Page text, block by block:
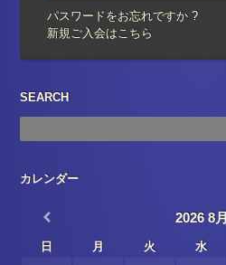
パスワードをお忘れですか ?
新規ご入会はこちら
SEARCH
カレンダー
2026 8月
日 月 火 水